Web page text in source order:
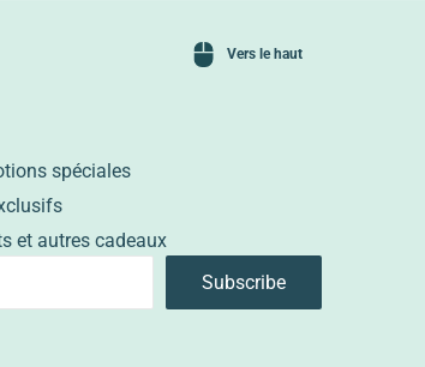
Vers le haut
spéciales
et autres cadeaux
Subscribe